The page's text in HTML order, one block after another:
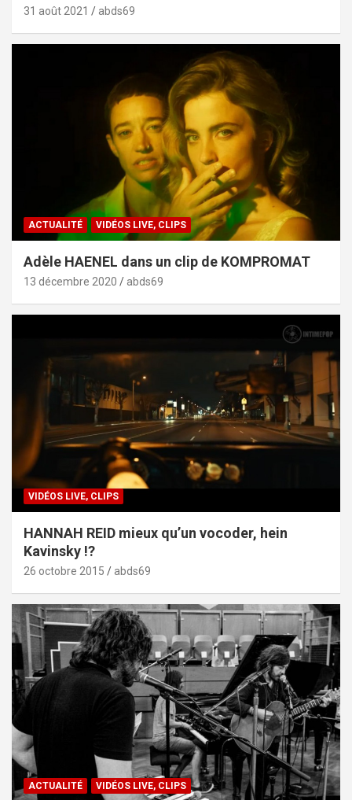
31 août 2021 abds69
ACTUALITÉ VIDÉOS LIVE, CLIPS
Adèle HAENEL dans un clip de KOMPROMAT
13 décembre 2020 abds69
VIDÉOS LIVE, CLIPS
HANNAH REID mieux qu’un vocoder, hein
Kavinsky !?
26 octobre 2015 abds69
ACTUALITÉ VIDÉOS LIVE, CLIPS